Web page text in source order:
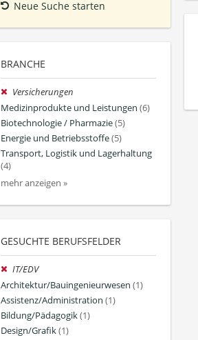
Neue Suche starten
BRANCHE
Versicherungen
Medizinprodukte und Leistungen (6)
Biotechnologie / Pharmazie(5)
Energie und Betriebsstoffe(5)
Transport, Logistik und Lagerhaltung
(4)
mehr anzeigen »
GESUCHTE BERUFSFELDER
IT/EDV
Architektur/Bauingenieurwesen (1)
Assistenz/Administration (1)
Bildung/Pädagogik(1)
Design/Grafik(1)